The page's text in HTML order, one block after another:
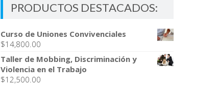
PRODUCTOS DESTACADOS:
Curso de Uniones Convivenciales
$14,800.00
Taller de Mobbing, Discriminación y
Violencia en el Trabajo
$12,500.00